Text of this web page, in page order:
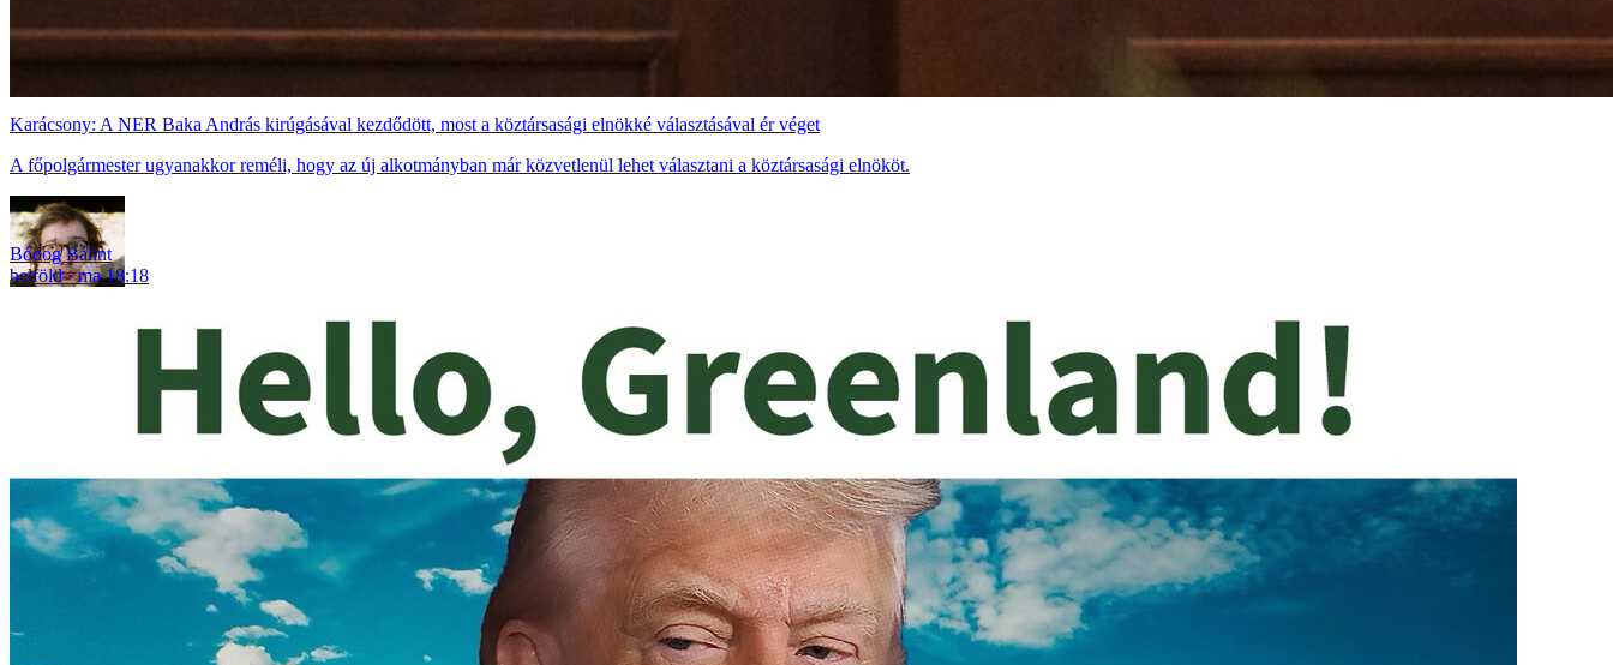
Karácsony: A NER Baka András kirúgásával kezdődött, most a köztársasági elnökké választásával ér véget
A főpolgármester ugyanakkor reméli, hogy az új alkotmányban már közvetlenül lehet választani a köztársasági elnököt.
Bódog Bálint
belföld
ma 18:18